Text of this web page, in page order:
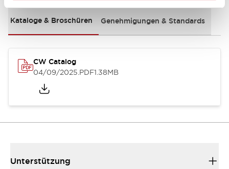
Kataloge & Broschüren Genehmigungen & Standards
CW Catalog
04/09/2025.PDF1.38MB
Unterstützung